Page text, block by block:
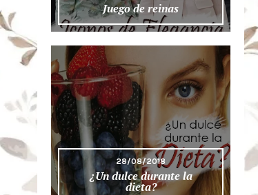
Juego de reinas
28/08/2018
¿Un dulce durante la
dieta?